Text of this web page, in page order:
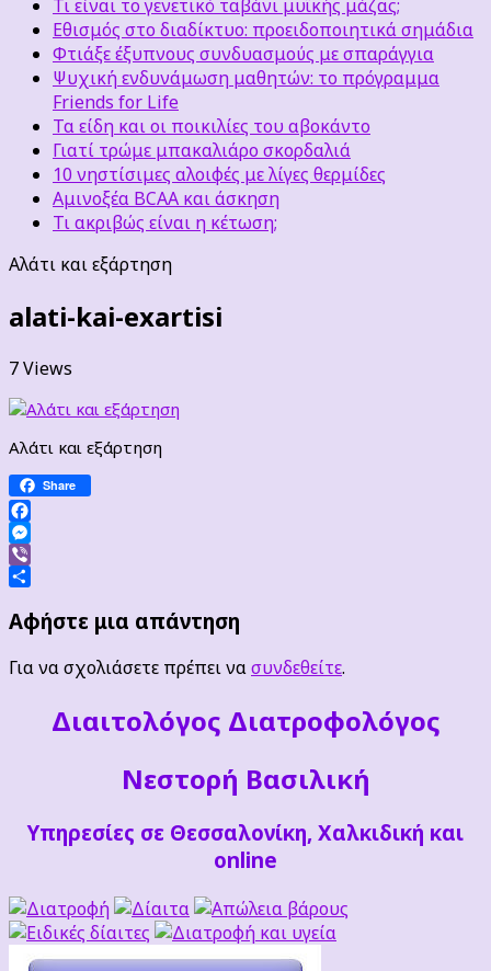
Τι είναι το γενετικό ταβάνι μυϊκής μάζας;
Εθισμός στο διαδίκτυο: προειδοποιητικά σημάδια
Φτιάξε έξυπνους συνδυασμούς με σπαράγγια
Ψυχική ενδυνάμωση μαθητών: το πρόγραμμα
Friends for Life
Τα είδη και οι ποικιλίες του αβοκάντο
Γιατί τρώμε μπακαλιάρο σκορδαλιά
10 νηστίσιμες αλοιφές με λίγες θερμίδες
Αμινοξέα BCAA και άσκηση
Τι ακριβώς είναι η κέτωση;
Αλάτι και εξάρτηση
alati-kai-exartisi
7 Views
Αλάτι και εξάρτηση
Share
Facebook
Messenger
Viber
Αφήστε μια απάντηση
Για να σχολιάσετε πρέπει νασυνδεθείτε.
Διαιτoλόγος Διατροφολόγος
Νεστορή Βασιλική
Υπηρεσίες σε Θεσσαλονίκη, Χαλκιδική και
online